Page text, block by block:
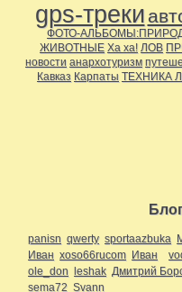
gps-треки
ФОТО-
ЖИВОТНЫЕ Ха ха! ЛОВ
новости анархотуризм
Кавказ Карпаты ТЕХНИКА
panisn qwerty sportaazbuka
Иван xoso66rucom Иван
ole_don leshak Дмитрий
sema72 Svann